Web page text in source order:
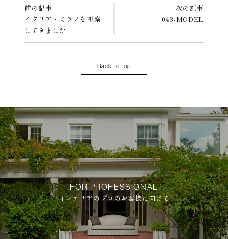
前の記事
イタリア・ミラノを視察
してきました
次の記事
043-MODEL
Back to top
FOR PROFESSIONAL
インテリアのプロのお客様に向けて